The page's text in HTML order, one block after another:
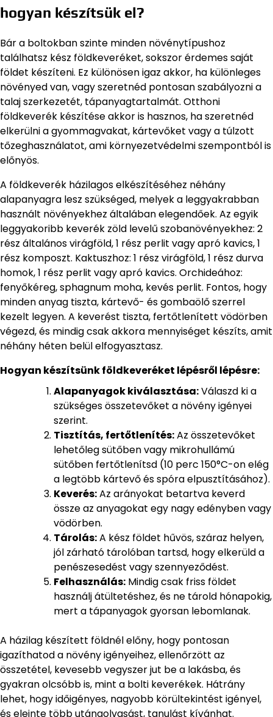
hogyan készítsük el?
Bár a boltokban szinte minden növénytípushoz
találhatsz kész földkeveréket, sokszor érdemes saját
földet készíteni. Ez különösen igaz akkor, ha különleges
növényed van, vagy szeretnéd pontosan szabályozni a
talaj szerkezetét, tápanyagtartalmát. Otthoni
földkeverék készítése akkor is hasznos, ha szeretnéd
elkerülni a gyommagvakat, kártevőket vagy a túlzott
tőzeghasználatot, ami környezetvédelmi szempontból is
előnyös.
A földkeverék házilagos elkészítéséhez néhány
alapanyagra lesz szükséged, melyek a leggyakrabban
használt növényekhez általában elegendőek. Az egyik
leggyakoribb keverék zöld levelű szobanövényekhez: 2
rész általános virágföld, 1 rész perlit vagy apró kavics, 1
rész komposzt. Kaktuszhoz: 1 rész virágföld, 1 rész durva
homok, 1 rész perlit vagy apró kavics. Orchideához:
fenyőkéreg, sphagnum moha, kevés perlit. Fontos, hogy
minden anyag tiszta, kártevő- és gombaölő szerrel
kezelt legyen. A keverést tiszta, fertőtlenített vödörben
végezd, és mindig csak akkora mennyiséget készíts, amit
néhány héten belül elfogyasztasz.
Hogyan készítsünk földkeveréket lépésről lépésre:
Alapanyagok kiválasztása:Válaszd ki a
szükséges összetevőket a növény igényei
szerint.
Tisztítás, fertőtlenítés:Az összetevőket
lehetőleg sütőben vagy mikrohullámú
sütőben fertőtlenítsd (10 perc 150°C-on elég
a legtöbb kártevő és spóra elpusztításához).
Keverés:Az arányokat betartva keverd
össze az anyagokat egy nagy edényben vagy
vödörben.
Tárolás:A kész földet hűvös, száraz helyen,
jól zárható tárolóban tartsd, hogy elkerüld a
penészesedést vagy szennyeződést.
Felhasználás: Mindig csak friss földet
használj átültetéshez, és ne tárold hónapokig,
mert a tápanyagok gyorsan lebomlanak.
A házilag készített földnél előny, hogy pontosan
igazíthatod a növény igényeihez, ellenőrzött az
összetétel, kevesebb vegyszer jut be a lakásba, és
gyakran olcsóbb is, mint a bolti keverékek. Hátrány
lehet, hogy időigényes, nagyobb körültekintést igényel,
és eleinte több utánaolvasást, tanulást kívánhat.